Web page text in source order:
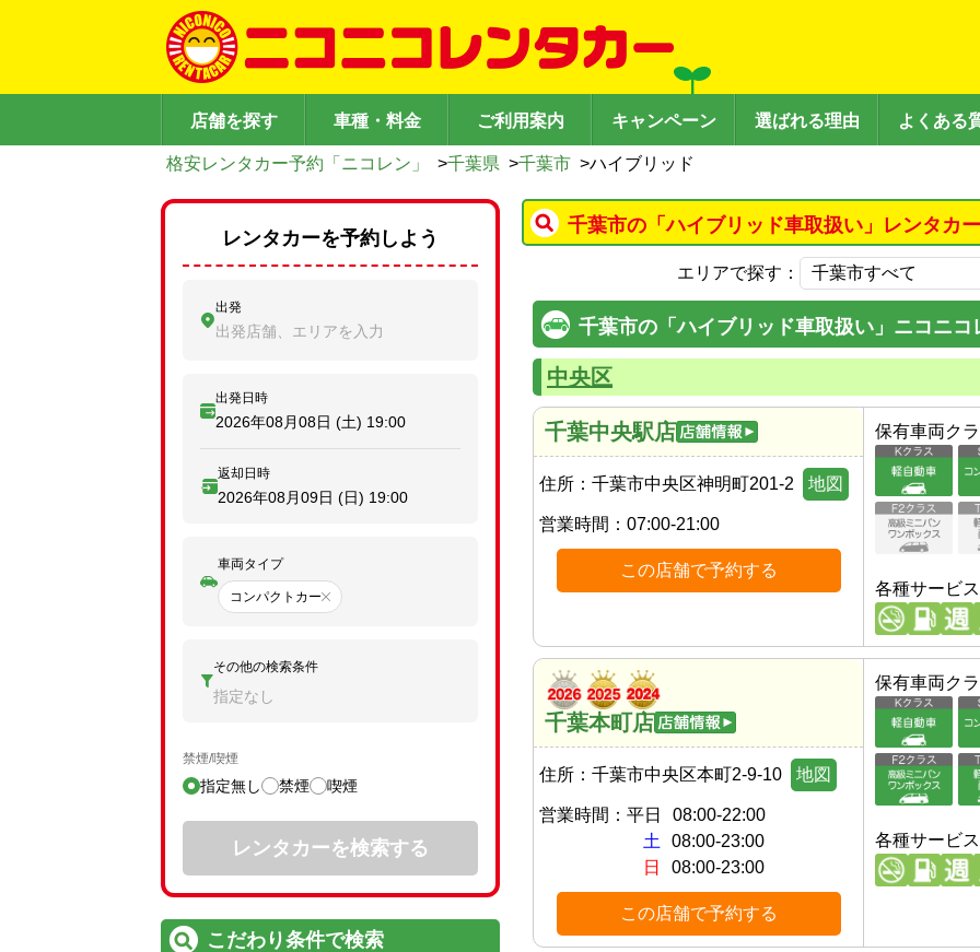
店舗を探す 車種・料金 ご利用案内 キャンペーン 選ばれる理由 よくある
格安レンタカー予約「ニコレン」 >千葉県 >千葉市 >ハイブリッド
千葉市の「ハイブリッド車取扱い」レンタカ
エリアで探す：
千葉市の「ハイブリッド車取扱い」ニコニ
中央区
千葉中央駅店
住所： 千葉市中央区神明町201-2 地図
営業時間： 07:00-21:00
この店舗で予約する
保有車両ク
各種サービス
千葉本町店
住所： 千葉市中央区本町2-9-10 地図
営業時間： 平日
08:00-22:00
土
08:00-23:00
日
08:00-23:00
この店舗で予約する
保有車両ク
各種サービス
レンタカーを予約しよう
出発
出発店舗、エリアを入力
出発日時
2026年08月08日 (土) 19:00
返却日時
2026年08月09日 (日) 19:00
車両タイプ
コンパクトカー
その他の検索条件
指定なし
禁煙/喫煙
指定無し 禁煙 喫煙
レンタカーを検索する
こだわり条件で検索